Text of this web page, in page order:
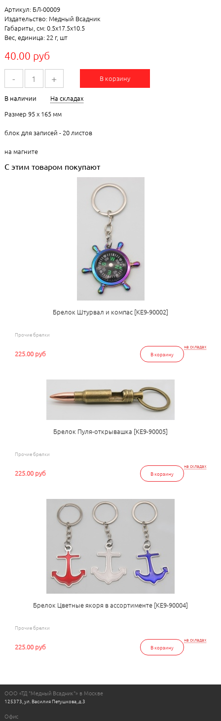
Артикул: БЛ-00009
Издательство: Медный Всадник
Габариты, см: 0.5x17.5x10.5
Вес, единица: 22 г, шт
40.00 руб
- + В корзину
В наличии
На складах
Размер 95 х 165 мм
блок для записей - 20 листов
на магните
С этим товаром покупают
Брелок Штурвал и компас [КЕ9-90002]
Прочие брелки
на складах
В корзину
225.00 руб
Брелок Пуля-открывашка [КЕ9-90005]
Прочие брелки
на складах
В корзину
225.00 руб
Брелок Цветные якоря в ассортименте [КЕ9-90004]
Прочие брелки
на складах
В корзину
225.00 руб
ООО «ТД "Медный Всадник"» в Москве
125373, ул. Василия Петушкова, д.3
Офис